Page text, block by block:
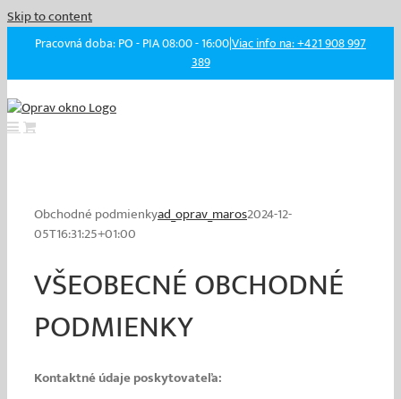
Skip to content
Pracovná doba: PO - PIA 08:00 - 16:00|Viac info na: +421 908 997
389
Obchodné podmienkyad_oprav_maros2024-12-
05T16:31:25+01:00
VŠEOBECNÉ OBCHODNÉ
PODMIENKY
Kontaktné údaje poskytovateľa: